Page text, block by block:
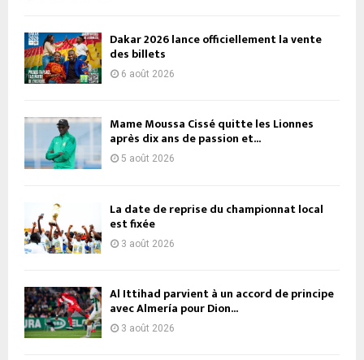
Dakar 2026 lance officiellement la vente
des billets
6 août 2026
Mame Moussa Cissé quitte les Lionnes
après dix ans de passion et...
5 août 2026
La date de reprise du championnat local
est fixée
3 août 2026
Al Ittihad parvient à un accord de principe
avec Almería pour Dion...
3 août 2026